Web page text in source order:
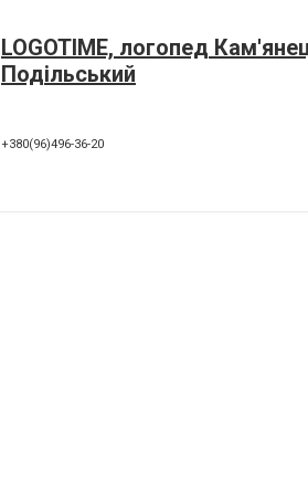
LOGOTIME, логопед
Подільський
+380(96)496-36-20